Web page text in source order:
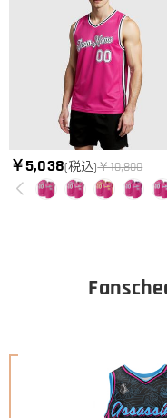
￥5,038(税込)￥10,800